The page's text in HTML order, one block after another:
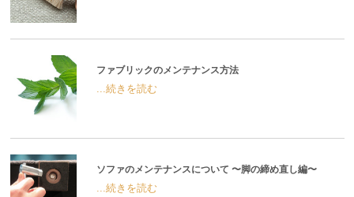
ファブリックのメンテナンス方法
...続きを読む
ソファのメンテナンスについて 〜脚の締め直し編〜
...続きを読む